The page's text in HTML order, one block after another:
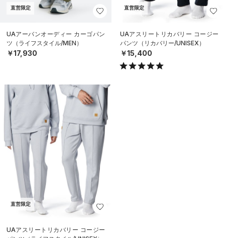
直営限定
UAアーバンオーディー カーゴパン
ツ（ライフスタイル/MEN）
￥17,930
直営限定
UAアスリートリカバリー コージー
パンツ（リカバリー/UNISEX）
￥15,400
直営限定
UAアスリートリカバリー コージー